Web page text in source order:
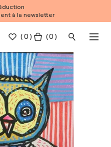
à la newsletter
(0 ) ( 0 )